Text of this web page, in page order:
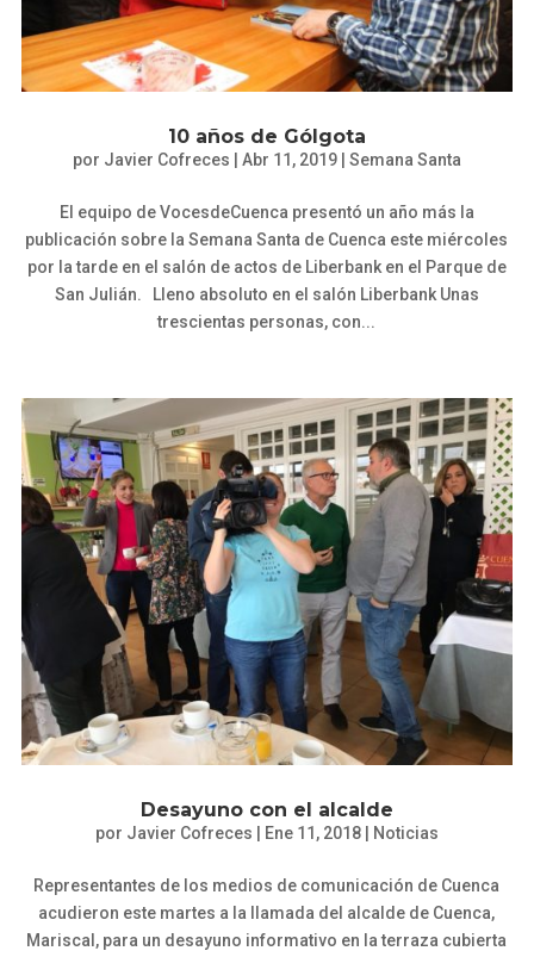
10 años de Gólgota
por Javier Cofreces Abr 11, 2019| Semana Santa
El equipo de VocesdeCuenca presentó un año más la
publicación sobre la Semana Santa de Cuenca este miércoles
por la tarde en el salón de actos de Liberbank en el Parque de
San Julián. Lleno absoluto en el salón Liberbank Unas
trescientas personas, con...
Desayuno con el alcalde
por Javier Cofreces Ene 11, 2018| Noticias
Representantes de los medios de comunicación de Cuenca
acudieron este martes a la llamada del alcalde de Cuenca,
Mariscal, para un desayuno informativo en la terraza cubierta